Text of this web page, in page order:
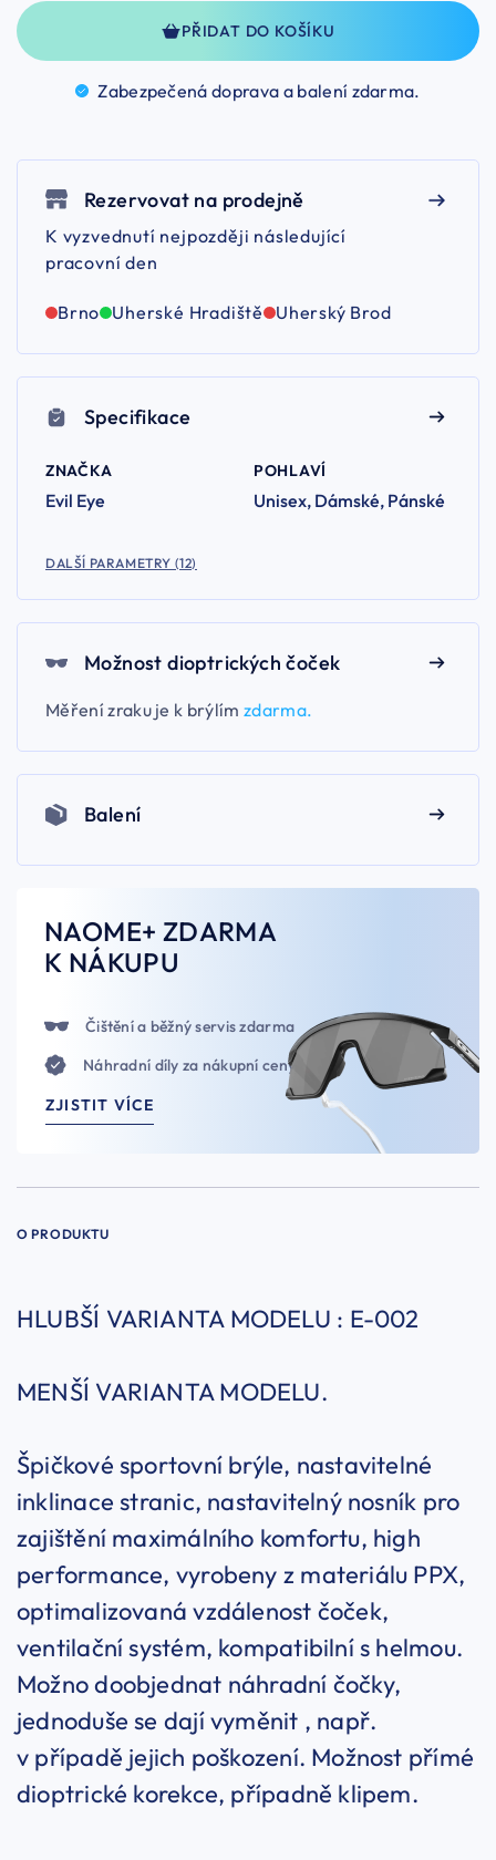
PŘIDAT DO KOŠÍKU
Zabezpečená doprava a balení zdarma.
Rezervovat na prodejně
K vyzvednutí nejpozději následující
pracovní den
Brno Uherské Hradiště Uherský Brod
Specifikace
ZNAČKA
Evil Eye
POHLAVÍ
Unisex, Dámské, Pánské
DALŠÍ PARAMETRY (12)
Možnost dioptrických čoček
Měření zraku je k brýlím zdarma.
Balení
NAOME+ ZDARMA
K NÁKUPU
Čištění a běžný servis zdarma
Náhradní díly za nákupní ceny
ZJISTIT VÍCE
O PRODUKTU
HLUBŠÍ VARIANTA MODELU : E-002
MENŠÍ VARIANTA MODELU.
Špičkové sportovní brýle, nastavitelné
inklinace stranic, nastavitelný nosník pro
zajištění maximálního komfortu, high
performance, vyrobeny z materiálu PPX,
optimalizovaná vzdálenost čoček,
ventilační systém, kompatibilní s helmou.
Možno doobjednat náhradní čočky,
jednoduše se dají vyměnit , např.
v případě jejich poškození. Možnost přímé
dioptrické korekce, případně klipem.